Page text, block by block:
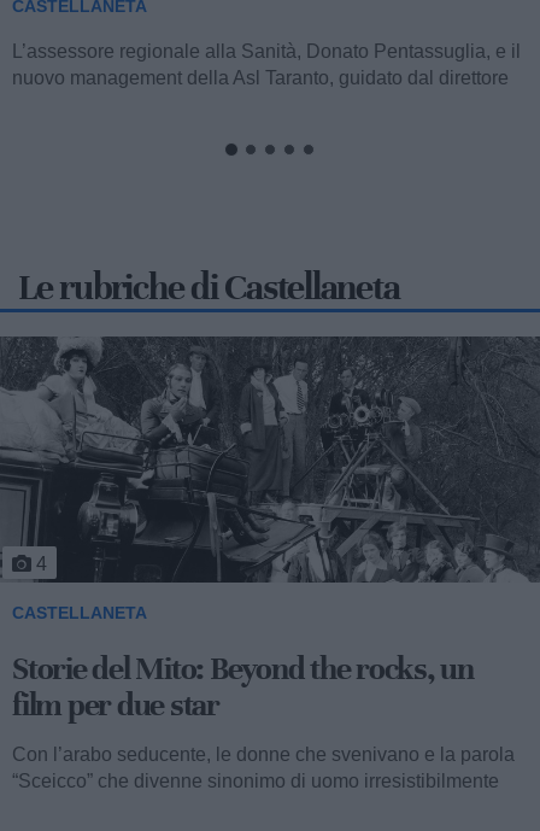
Un esemplare di tartaruga Caretta caretta, simpaticamente
battezzato Piero, è stato tratto in salvo lungo il litorale di
Castellaneta Marina grazie...
Le rubriche di Castellaneta
5
CASTELLANETA
Storie del Mito: Uno sceicco esuberante
Valentino fu consacrato attore internazionale, come abbiamo
visto, con il film “I quattro cavalieri dell’Apocalisse”. Così
cominciava...